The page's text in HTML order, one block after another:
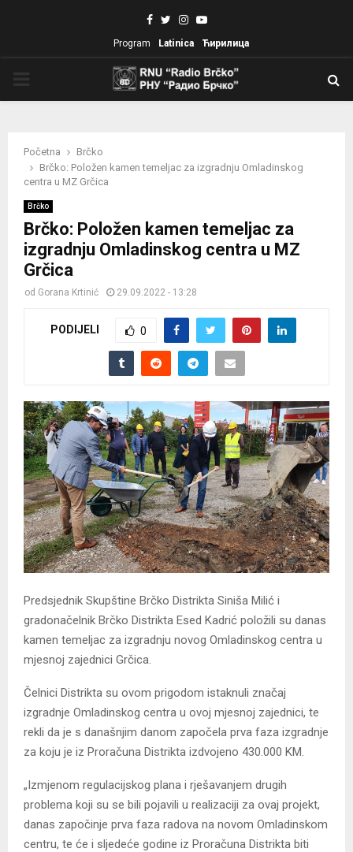
Facebook
TwitterInstagram
Youtube
Program Latinica Ћирилица
Početna
Brčko
Brčko: Položen kamen temeljac za izgradnju Omladinskog
centra u MZ Grčica
Brčko
Brčko: Položen kamen temeljac za
izgradnju Omladinskog centra u MZ
Grčica
od Gorana Krtinić 29.09.2022 - 13:28
PODIJELI 0
Predsjednik Skupštine Brčko Distrikta Siniša Milić i
gradonačelnik Brčko Distrikta Esed Kadrić položili su danas
kamen temeljac za izgradnju novog Omladinskog centra u
mjesnoj zajednici Grčica.
Čelnici Distrikta su ovom prigodom istaknuli značaj
izgradnje Omladinskog centra u ovoj mjesnoj zajednici, te
rekli da je s današnjim danom započela prva faza izgradnje
za koju je iz Proračuna Distrikta izdvojeno 430.000 KM.
„Izmjenom regulacijskog plana i rješavanjem drugih
problema koji su se bili pojavili u realizaciji za ovaj projekt,
danas započinje prva faza radova na novom Omladinskom
centru, te će i sljedeće godine iz Proračuna Distrikta biti